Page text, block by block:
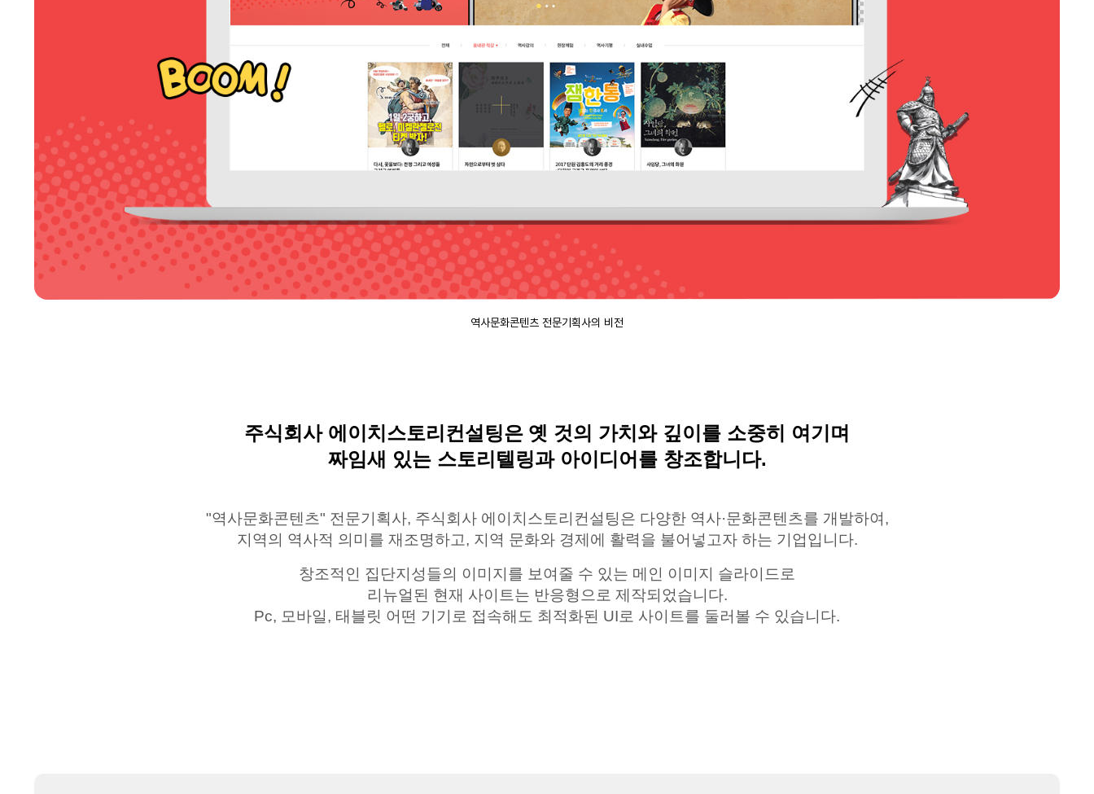
역사문화콘텐츠 전문기획사의 비전
주식회사 에이치스토리컨설팅은 옛 것의 가치와 깊이를 소중히 여기며
짜임새 있는 스토리텔링과 아이디어를 창조합니다.
"역사문화콘텐츠" 전문기획사, 주식회사 에이치스토리컨설팅은 다양한 역사·문화콘텐츠를 개발하여,
지역의 역사적 의미를 재조명하고, 지역 문화와 경제에 활력을 불어넣고자 하는 기업입니다.
창조적인 집단지성들의 이미지를 보여줄 수 있는 메인 이미지 슬라이드로
리뉴얼된 현재 사이트는 반응형으로 제작되었습니다.
Pc, 모바일, 태블릿 어떤 기기로 접속해도 최적화된 UI로 사이트를 둘러볼 수 있습니다.